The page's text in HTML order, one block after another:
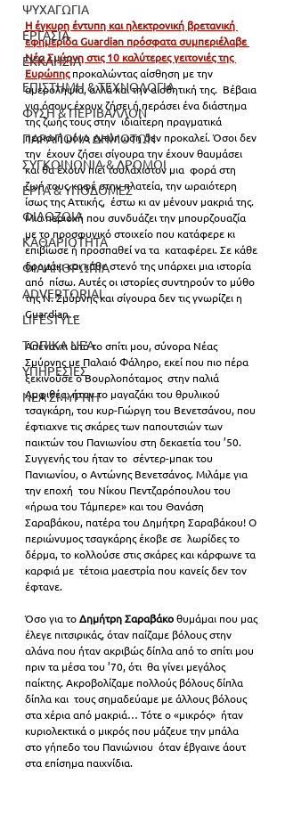
ΨΥΧΑΓΩΓΙΑ
ΕΡΓΑΣΙΑ
ΕΚΚΛΗΣΙΑ
ΕΠΙΣΤΗΜΗ & ΤΕΧΝΟΛΟΓΙΑ
ΦΥΣΗ & ΠΕΡΙΒΑΛΛΟΝ
ΠΑΡΑΠΟΝΑ ΔΗΜΟΤΩΝ
ΣΥΓΚΟΙΝΩΝΙΑ & ΔΡΟΜΟΙ
ΕΡΓΑ & ΥΠΟΔΟΜΕΣ
ΦΙΛΟΖΩΙΑ
ΚΑΘΑΡΙΟΤΗΤΑ
ΦΙΛΑΝΘΡΩΠΙΑ
ADVERTORIAL
LIFESTYLE
ΤΟΠΙΚΑ ΝΕΑ
ΥΠΗΡΕΣΙΕΣ
ΝΕΑ ΣΜΥΡΝΗ
H έγκυρη έντυπη και ηλεκτρονική βρετανική
εφημερίδα Guardian πρόσφατα συμπεριέλαβε
Νέα Σμύρνη στις 10 καλύτερες γειτονιές της
Ευρώπης προκαλώντας αίσθηση με την
αμεροληψία, αλλά και την αισθητική της.  Βέβαια
για όσους έχουν ζήσει ή περάσει ένα διάστημα
της ζωής τους στην  ιδιαίτερη πραγματικά
περιοχή μόνο εντύπωση δεν προκαλεί. Όσοι δεν
την  έχουν ζήσει σίγουρα την έχουν θαυμάσει
και θα έχουν πιεί τουλάχιστον μια  φορά στη
ζωή τους καφέ στην πλατεία, την ωραιότερη
ίσως της Αττικής,  έστω κι αν μένουν μακριά της.
Μια περιοχή που συνδυάζει την μπουρζουαζία
με το προσφυγικό στοιχείο που κατάφερε κι
επιβίωσε ή προσπαθεί να τα  καταφέρει. Σε κάθε
δρομάκι και κάθε στενό της υπάρχει μια ιστορία
από  πίσω. Αυτές οι ιστορίες συντηρούν το μύθο
της Ν. Σμύρνης και σίγουρα δεν τις γνωρίζει η
Guardian…
Απέναντι από το σπίτι μου, σύνορα Νέας
Σμύρνης με Παλαιό Φάληρο, εκεί που πιο πέρα
ξεκινούσε ο Βουρλοπόταμος  στην παλιά
Αμφιθέα, ήταν το μαγαζάκι του θρυλικού
τσαγκάρη, του κυρ-Γιώργη του Βενετσάνου, που
έφτιαχνε τις σκάρες των παπουτσιών των
παικτών του Πανιωνίου στη δεκαετία του ’50.
Συγγενής του ήταν το  σέντερ-μπακ του
Πανιωνίου, ο Αντώνης Βενετσάνος. Μιλάμε για
την εποχή  του Νίκου Πεντζαρόπουλου του
«ήρωα του Τάμπερε» και του Θανάση
Σαραβάκου, πατέρα του Δημήτρη Σαραβάκου! Ο
περιώνυμος τσαγκάρης έκοβε σε  λωρίδες το
δέρμα, το κολλούσε στις σκάρες και κάρφωνε τα
καρφιά με  τέτοια μαεστρία που κανείς δεν τον
έφτανε.
Όσο για το Δημήτρη Σαραβάκο θυμάμαι που μας
έλεγε πιτσιρικάς, όταν παίζαμε βόλους στην
αλάνα που ήταν ακριβώς δίπλα από το σπίτι μου
πριν τα μέσα του ’70, ότι  θα γίνει μεγάλος
παίκτης. Ακροβολίζαμε πολλούς βόλους δίπλα
δίπλα και  τους σημαδεύαμε με άλλους βόλους
στα χέρια από μακριά… Τότε ο «μικρός»  ήταν
κυριολεκτικά ο μικρός που μάζευε την μπάλα
στο γήπεδο του Πανιώνιου  όταν έβγαινε άουτ
στα επίσημα παιχνίδια.